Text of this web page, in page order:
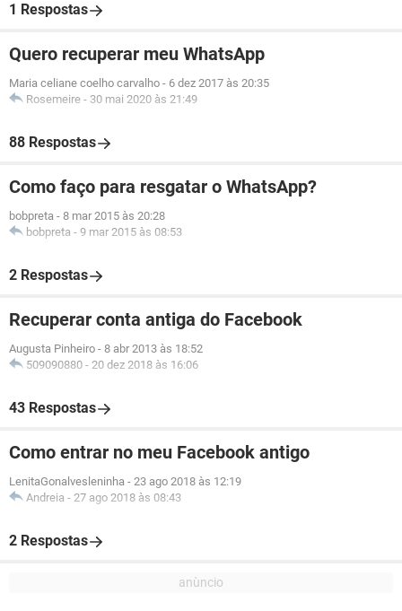
1 Respostas
Quero recuperar meu WhatsApp
Maria celiane coelho carvalho - 6 dez 2017 às 20:35
Rosemeire - 30 mai 2020 às 21:49
88 Respostas
Como faço para resgatar o WhatsApp?
bobpreta - 8 mar 2015 às 20:28
bobpreta - 9 mar 2015 às 08:53
2 Respostas
Recuperar conta antiga do Facebook
Augusta Pinheiro - 8 abr 2013 às 18:52
509090880 - 20 dez 2018 às 16:06
43 Respostas
Como entrar no meu Facebook antigo
LenitaGonalvesleninha - 23 ago 2018 às 12:19
Andreia - 27 ago 2018 às 08:43
2 Respostas